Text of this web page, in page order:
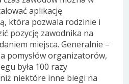
aplikację
która pozwala rodzinie i
pozycję zawodnika na
miejsca. Generalnie –
pomysłów organizatorów,
była 100 razy
niektóre inne biegi na